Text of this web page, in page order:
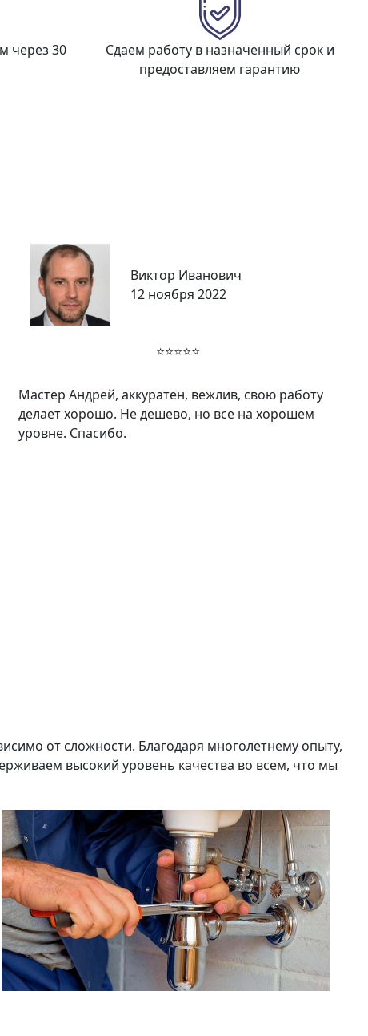
через 30
Сдаем работу в назначенный срок и
предоставляем гарантию
Виктор Иванович
12 ноября 2022
⭐⭐⭐⭐⭐
Мастер Андрей, аккуратен, вежлив, свою работу
делает хорошо. Не дешево, но все на хорошем
уровне. Спасибо.
от сложности. Благодаря многолетнему опыту,
высокий уровень качества во всем, что мы